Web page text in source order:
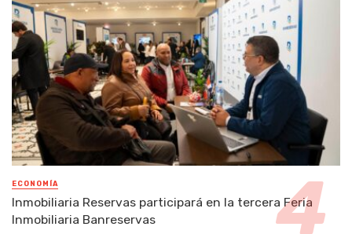
ECONOMÍA
Inmobiliaria Reservas participará en la tercera Feria
Inmobiliaria Banreservas